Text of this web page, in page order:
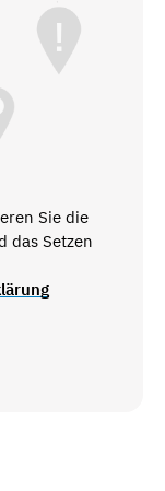
Sie die
das Setzen